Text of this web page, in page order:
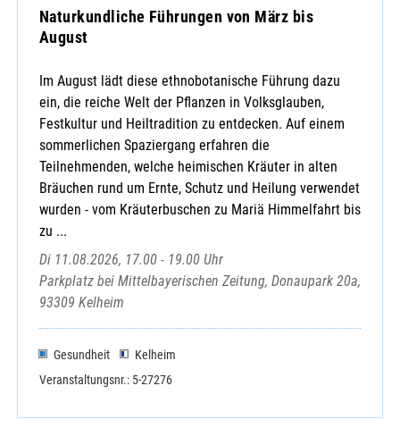
Naturkundliche Führungen von März bis
August
Im August lädt diese ethnobotanische Führung dazu
ein, die reiche Welt der Pflanzen in Volksglauben,
Festkultur und Heiltradition zu entdecken. Auf einem
sommerlichen Spaziergang erfahren die
Teilnehmenden, welche heimischen Kräuter in alten
Bräuchen rund um Ernte, Schutz und Heilung verwendet
wurden - vom Kräuterbuschen zu Mariä Himmelfahrt bis
zu ...
Di 11.08.2026, 17.00 - 19.00 Uhr
Parkplatz bei Mittelbayerischen Zeitung, Donaupark 20a,
93309 Kelheim
Gesundheit
Kelheim
Veranstaltungsnr.: 5-27276